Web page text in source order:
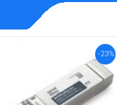
-23%